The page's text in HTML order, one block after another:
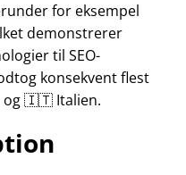
for eksempel
demonstrerer
til SEO-
konsekvent flest
og 🇮🇹 Italien.